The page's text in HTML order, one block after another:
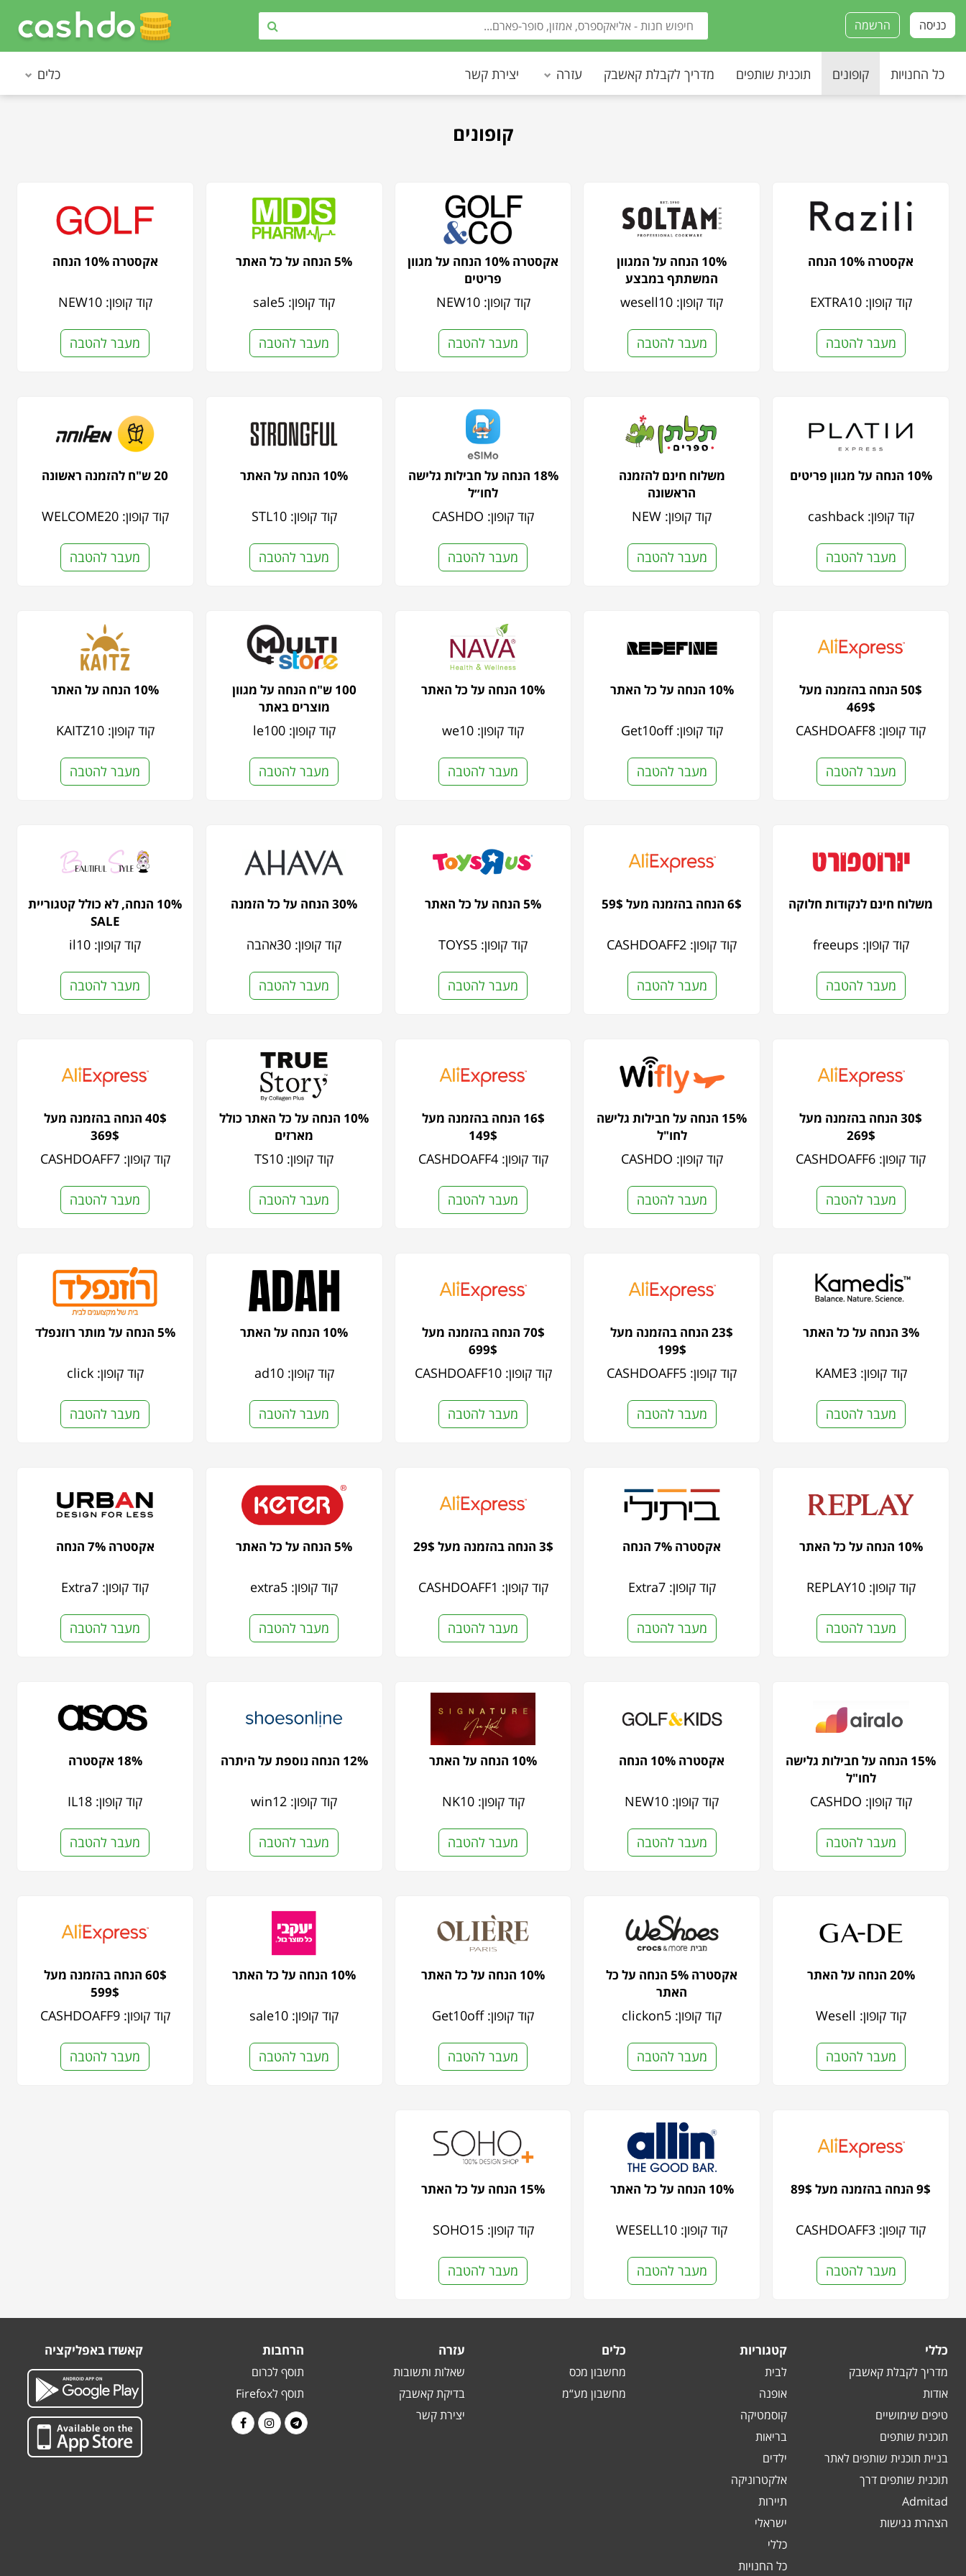
הרשמה כניסה
כל החנויות קופונים תוכנית שותפים מדריך לקבלת קאשבק עזרה יצירת קשר כלים
קופונים
אקסטרה 10% הנחה
קוד קופון: EXTRA10
מעבר להטבה
10% הנחה על המגוון
המשתתף במבצע
קוד קופון: wesell10
מעבר להטבה
אקסטרה 10% הנחה על מגוון
פריטים
קוד קופון: NEW10
מעבר להטבה
5% הנחה על כל האתר
קוד קופון: sale5
מעבר להטבה
אקסטרה 10% הנחה
קוד קופון: NEW10
מעבר להטבה
10% הנחה על מגוון פריטים
קוד קופון: cashback
מעבר להטבה
משלוח חינם להזמנה
הראשונה
קוד קופון: NEW
מעבר להטבה
18% הנחה על חבילות גלישה
לחו״ל
קוד קופון: CASHDO
מעבר להטבה
10% הנחה על האתר
קוד קופון: STL10
מעבר להטבה
20 ש"ח להזמנה ראשונה
קוד קופון: WELCOME20
מעבר להטבה
50$ הנחה בהזמנה מעל
469$
קוד קופון: CASHDOAFF8
מעבר להטבה
10% הנחה על כל האתר
קוד קופון: Get10off
מעבר להטבה
10% הנחה על כל האתר
קוד קופון: we10
מעבר להטבה
100 ש"ח הנחה על מגוון
מוצרים באתר
קוד קופון: le100
מעבר להטבה
10% הנחה על האתר
קוד קופון: KAITZ10
מעבר להטבה
משלוח חינם לנקודות חלוקה
קוד קופון: freeups
מעבר להטבה
6$ הנחה בהזמנה מעל 59$
קוד קופון: CASHDOAFF2
מעבר להטבה
5% הנחה על כל האתר
קוד קופון: TOYS5
מעבר להטבה
30% הנחה על כל הזמנה
קוד קופון: 30אהבה
מעבר להטבה
10% הנחה, לא כולל קטגוריית
SALE
קוד קופון: il10
מעבר להטבה
30$ הנחה בהזמנה מעל
269$
קוד קופון: CASHDOAFF6
מעבר להטבה
15% הנחה על חבילות גלישה
לחו"ל
קוד קופון: CASHDO
מעבר להטבה
16$ הנחה בהזמנה מעל
149$
קוד קופון: CASHDOAFF4
מעבר להטבה
10% הנחה על כל האתר כולל
מארזים
קוד קופון: TS10
מעבר להטבה
40$ הנחה בהזמנה מעל
369$
קוד קופון: CASHDOAFF7
מעבר להטבה
3% הנחה על כל האתר
קוד קופון: KAME3
מעבר להטבה
23$ הנחה בהזמנה מעל
199$
קוד קופון: CASHDOAFF5
מעבר להטבה
70$ הנחה בהזמנה מעל
699$
קוד קופון: CASHDOAFF10
מעבר להטבה
10% הנחה על האתר
קוד קופון: ad10
מעבר להטבה
5% הנחה על מותר רוזנפלד
קוד קופון: click
מעבר להטבה
10% הנחה על כל האתר
קוד קופון: REPLAY10
מעבר להטבה
אקסטרה 7% הנחה
קוד קופון: Extra7
מעבר להטבה
3$ הנחה בהזמנה מעל 29$
קוד קופון: CASHDOAFF1
מעבר להטבה
5% הנחה על כל האתר
קוד קופון: extra5
מעבר להטבה
אקסטרה 7% הנחה
קוד קופון: Extra7
מעבר להטבה
15% הנחה על חבילות גלישה
לחו"ל
קוד קופון: CASHDO
מעבר להטבה
אקסטרה 10% הנחה
קוד קופון: NEW10
מעבר להטבה
10% הנחה על האתר
קוד קופון: NK10
מעבר להטבה
12% הנחה נוספת על היתרה
קוד קופון: win12
מעבר להטבה
18% אקסטרה
קוד קופון: IL18
מעבר להטבה
20% הנחה על האתר
קוד קופון: Wesell
מעבר להטבה
אקסטרה 5% הנחה על כל
האתר
קוד קופון: clickon5
מעבר להטבה
10% הנחה על כל האתר
קוד קופון: Get10off
מעבר להטבה
10% הנחה על כל האתר
קוד קופון: sale10
מעבר להטבה
60$ הנחה בהזמנה מעל
599$
קוד קופון: CASHDOAFF9
מעבר להטבה
9$ הנחה בהזמנה מעל 89$
קוד קופון: CASHDOAFF3
מעבר להטבה
10% הנחה על כל האתר
קוד קופון: WESELL10
מעבר להטבה
15% הנחה על כל האתר
קוד קופון: SOHO15
מעבר להטבה
כללי
מדריך לקבלת קאשבק
אודות
טיפים שימושיים
תוכנית שותפים
בניית תוכנית שותפים לאתר
תוכנית שותפים דרך
Admitad
הצהרת נגישות
קטגוריות
לבית
אופנה
קוסמטיקה
בריאות
ילדים
אלקטרוניקה
תיירות
ישראלי
כללי
כל החנויות
כלים
מחשבון מכס
מחשבון מע“מ
עזרה
שאלות ותשובות
בדיקת קאשבק
יצירת קשר
הרחבות
תוסף לכרום
תוסף לFirefox
קאשדו באפליקציה